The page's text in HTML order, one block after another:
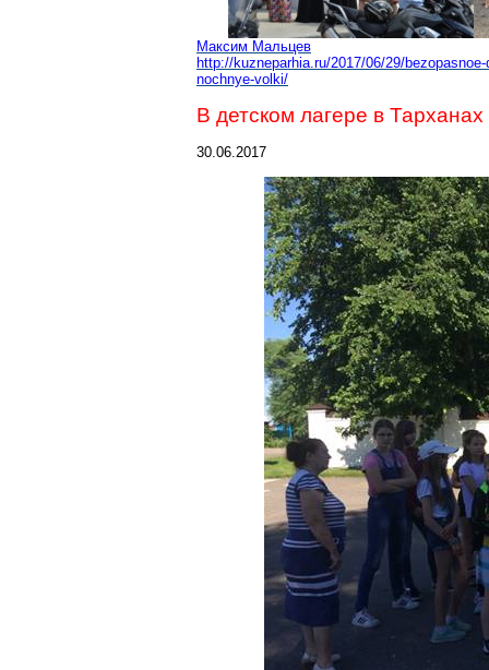
Максим Мальцев
http://kuzneparhia.ru/2017/06/29/
nochnye-volki/
В детском лагере в
30.06.2017